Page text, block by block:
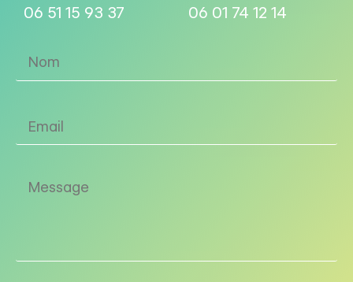
06 51 15 93 37
06 01 74 12 14